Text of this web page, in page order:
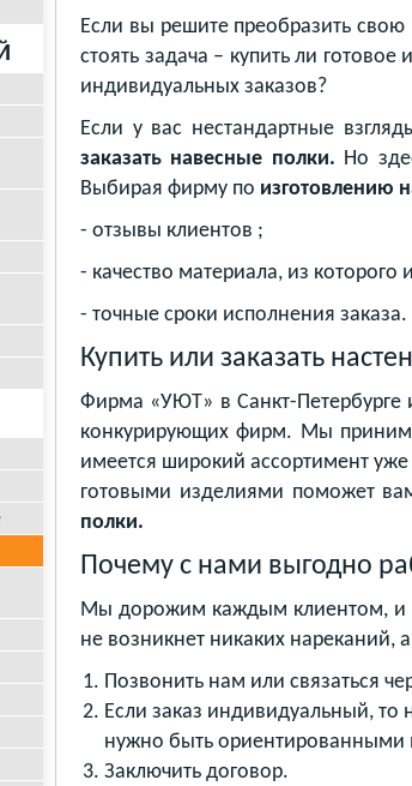
Если вы решите преобразить
стоять задача – купить ли
индивидуальных заказов?
Если у вас нестандартные
заказать навесные полки. Но
Выбирая фирму по изготовлению
- отзывы клиентов ;
- качество материала, из которого
- точные сроки исполнения заказа.
Купить или заказать
Фирма «УЮТ» в Санкт-Петербурге
конкурирующих фирм. Мы
имеется широкий ассортимент уже
готовыми изделиями поможет
полки.
Почему с нами выгодно
Мы дорожим каждым клиентом, и
не возникнет никаких нареканий, а
Позвонить нам или связаться
Если заказ индивидуальный, то
нужно быть ориентированными
Заключить договор.